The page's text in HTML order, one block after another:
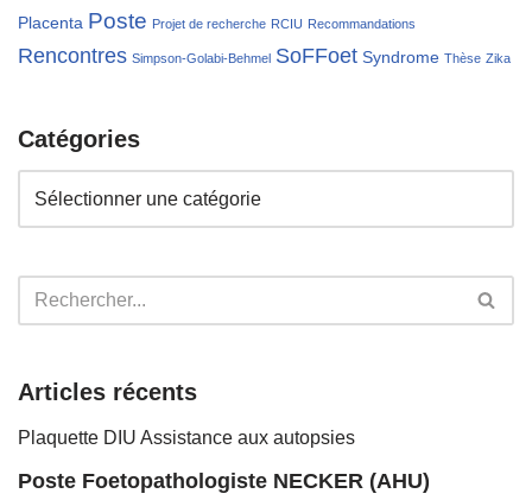
Placenta Poste Projet de recherche RCIU Recommandations
Rencontres Simpson-Golabi-Behmel SoFFoet Syndrome Thèse Zika
Catégories
Articles récents
Plaquette DIU Assistance aux autopsies
Poste Foetopathologiste NECKER (AHU)